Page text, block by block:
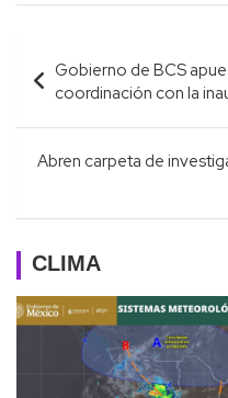
Navegación
de
entradas
Gobierno de BCS
coordinación con la
Abren carpeta de
CLIMA